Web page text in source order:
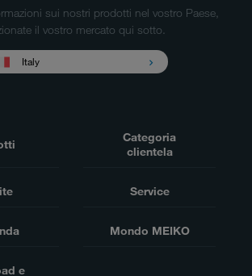
sui nostri prodotti nel vostro Paese,
il vostro mercato qui sotto.
Italy
Categoria
clientela
Service
Mondo MEIKO
e